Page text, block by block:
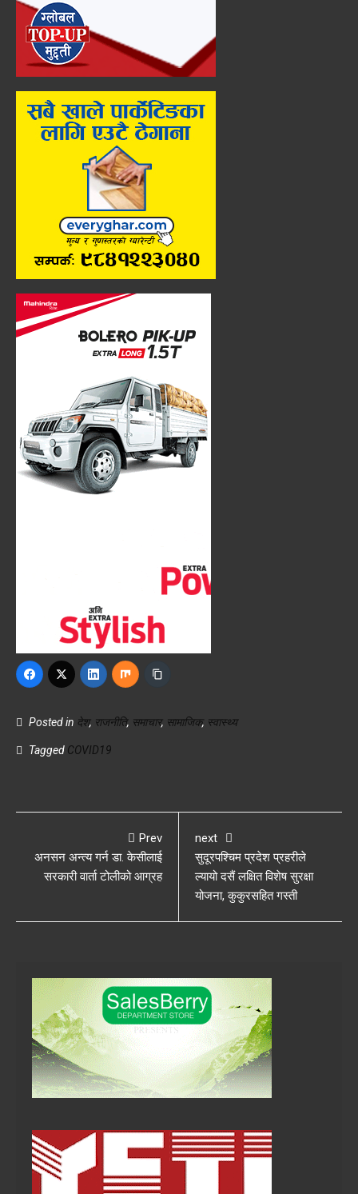
Posted in देश, राजनीति, समाचार, सामाजिक, स्वास्थ्य
Tagged COVID19
Prev
अनसन अन्त्य गर्न डा. केसीलाई
सरकारी वार्ता टोलीको आग्रह
next
सुदूरपश्चिम प्रदेश प्रहरीले
ल्यायो दसैं लक्षित विशेष सुरक्षा
योजना, कुकुरसहित गस्ती